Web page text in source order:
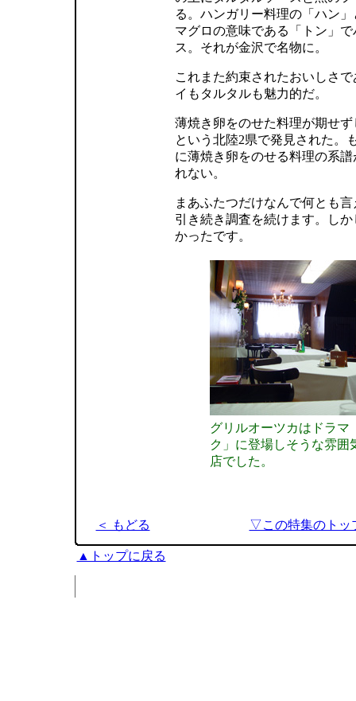
る。ハンガリー料理の「ハン
マグロの意味である「トン」
ス。それが金沢で名物に。
これまた約束されたおいしさ
イもタルタルも魅力的だ。
薄焼き卵をのせた料理が期せ
という北陸2県で発見された。
に薄焼き卵をのせる料理の系
れない。
まあふたつだけなんで何とも
引き続き調査を続けます。し
かったです。
グリルオーツカはドラマ
ク」に登場しそうな雰囲
店でした。
＜ もどる ▽この特集のトッ
▲トップに戻る